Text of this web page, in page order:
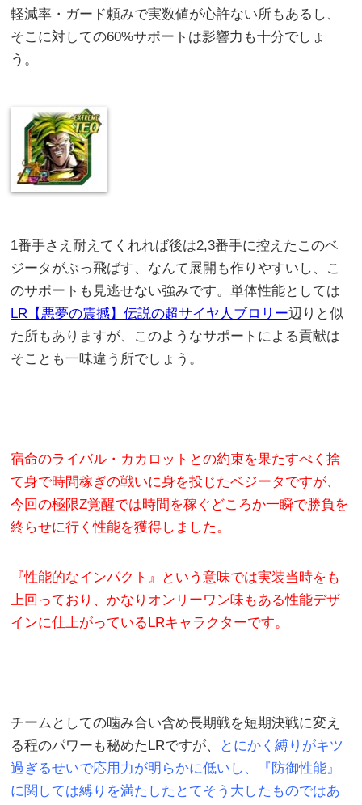
軽減率・ガード頼みで実数値が心許ない所もあるし、
そこに対しての60%サポートは影響力も十分でしょ
う。
1番手さえ耐えてくれれば後は2,3番手に控えたこのベ
ジータがぶっ飛ばす、なんて展開も作りやすいし、こ
のサポートも見逃せない強みです。単体性能としては
LR【悪夢の震撼】伝説の超サイヤ人ブロリー辺りと似
た所もありますが、このようなサポートによる貢献は
そことも一味違う所でしょう。
宿命のライバル・カカロットとの約束を果たすべく捨
て身で時間稼ぎの戦いに身を投じたベジータですが、
今回の極限Z覚醒では時間を稼ぐどころか一瞬で勝負を
終らせに行く性能を獲得しました。
『性能的なインパクト』という意味では実装当時をも
上回っており、かなりオンリーワン味もある性能デザ
インに仕上がっているLRキャラクターです。
チームとしての噛み合い含め長期戦を短期決戦に変え
る程のパワーも秘めたLRですが、
とにかく縛りがキツ
過ぎるせいで応用力が明らかに低いし、『防御性能』
に関しては縛りを満たしたとてそう大したものではあ